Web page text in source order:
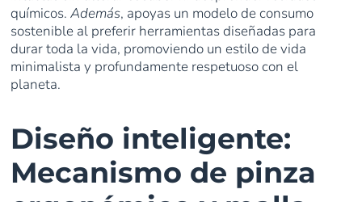
químicos.Además, apoyas un modelo de consumo
sostenible al preferir herramientas diseñadas para
durar toda la vida, promoviendo un estilo de vida
minimalista y profundamente respetuoso con el
planeta.
Diseño inteligente:
Mecanismo de pinza